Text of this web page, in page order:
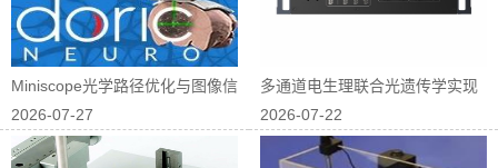
Miniscope光学路径优化与图像信
噪...
2026-07-27
多通道电生理联合光遗传学实现
神经回路因果...
2026-07-22